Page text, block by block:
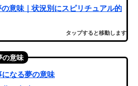
の意味｜状況別にスピリチュアル的
タップすると移動します
の意味
なる夢の意味